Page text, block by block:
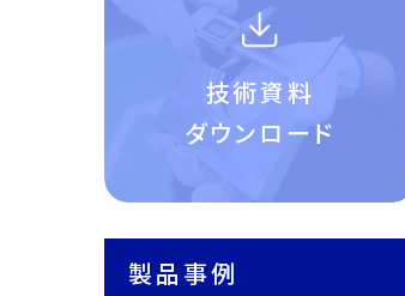
技術資料
ダウンロード
製品事例